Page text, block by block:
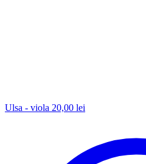
Ulsa - viola 20,00 lei